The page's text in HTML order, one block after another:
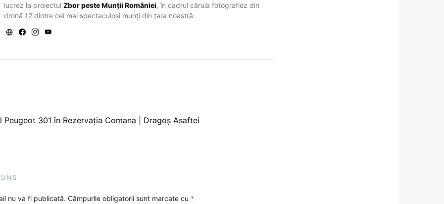
lucrez la proiectulZbor peste Munții României, în cadrul căruia fotografiez din
dronă 12 dintre cei mai spectaculoși munți din țara noastră.
Peugeot 301 în Rezervația Comana | Dragoș Asaftei
nu va fi publicată. Câmpurile obligatorii sunt marcate cu *